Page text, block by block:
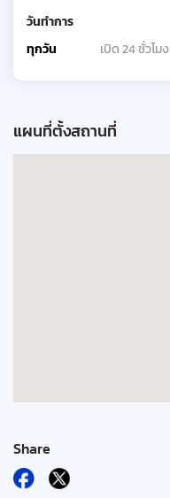
วันทำการ
ทุกวัน
เปิด 24 ชั่วโมง
แผนที่ตั้งสถานที่
Share